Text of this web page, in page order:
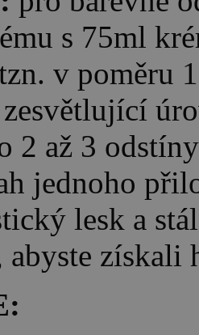
s 75ml
v poměru
zesvětlující
2 až 3
jednoho
lesk a
abyste získali